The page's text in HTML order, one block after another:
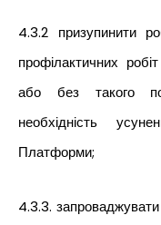
4.3.2 призупинити
профілактичних
або без такого
необхідність
Платформи;
4.3.3.